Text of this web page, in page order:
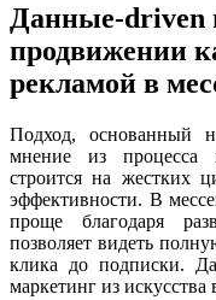
Данные-driven
продвижении
рекламой в
Подход, основанный
мнение из процесса
строится на жестких
эффективности. В
проще благодаря
позволяет видеть
клика до подписки.
маркетинг из искусства